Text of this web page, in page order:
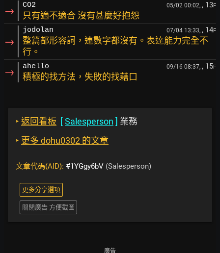
→ CO2 05/02 00:02, , 13F
只有適不適合 沒有甚麼好抱怨
→
jodolan 07/04 13:33, , 14F
整篇都形容詞，連數字都沒有。表達能力完全不
行。
→ ahello 09/16 08:37, , 15F
積極的找方法，失敗的找藉口
‣ 返回看板 [Salesperson ] 業務
‣ 更多 dohu0302 的文章
文章代碼(AID): #1YGgy6bV (Salesperson)
更多分享選項
關閉廣告 方便截圖
廣告